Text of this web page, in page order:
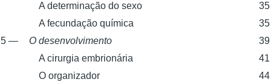
A determinação do sexo
35
A fecundação química
35
5 —
O desenvolvimento
39
A cirurgia embrionária
41
O organizador
44